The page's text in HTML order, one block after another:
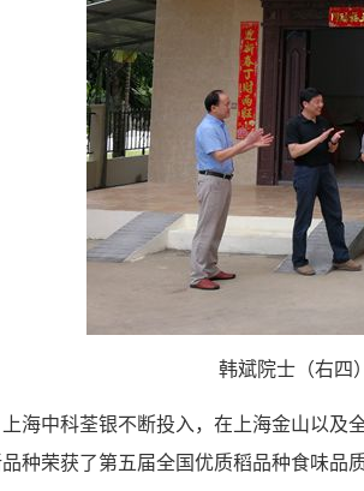
韩斌院士（右四
海中科荃银不断投入，在上海金山以及
种荣获了第五届全国优质稻品种食味品